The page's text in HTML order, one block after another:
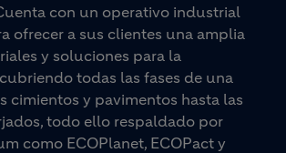
con un operativo industrial
ofrecer a sus clientes una amplia
y soluciones para la
todas las fases de una
cimientos y pavimentos hasta las
todo ello respaldado por
como ECOPlanet, ECOPact y